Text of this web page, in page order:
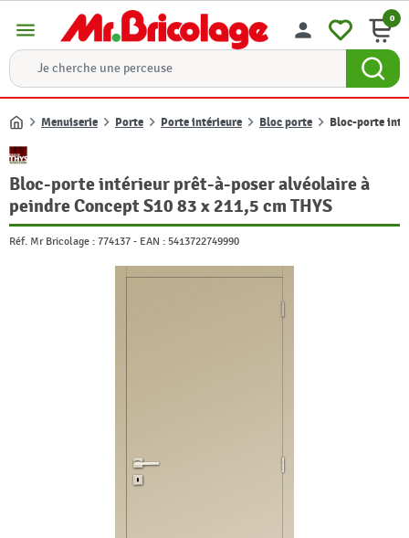
menu person 0
Accueil
Menuiserie Porte Porte intérieure Bloc porte Bloc-porte
Bloc-porte intérieur prêt-à-poser alvéolaire à
peindre Concept S10 83 x 211,5 cm THYS
Réf. Mr Bricolage : 774137 - EAN : 5413722749990